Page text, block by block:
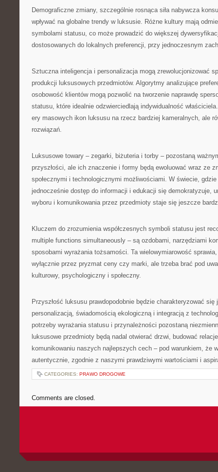
Demograficzne zmiany, szczególnie rosnąca siła nabywcza
wpływać na globalne trendy w luksusie. Różne kultury mają
symbolami statusu, co może prowadzić do większej
dostosowanych do lokalnych preferencji, przy jednoczesnym
Sztuczna inteligencja i personalizacja mogą zrewolucjonizować
produkcji luksusowych przedmiotów. Algorytmy analizujące
osobowość klientów mogą pozwolić na tworzenie naprawdę
statusu, które idealnie odzwierciedlają indywidualność
ery masowych ikon luksusu na rzecz bardziej kameralnych, ale
rozwiązań.
Luksusowe towary – zegarki, biżuteria i torby – pozostaną
przyszłości, ale ich znaczenie i formy będą ewoluować wraz ze
społecznymi i technologicznymi możliwościami. W świecie,
jednocześnie dostęp do informacji i edukacji się demokratyzuje,
wyboru i komunikowania przez przedmioty staje się jeszcze
Kluczem do zrozumienia współczesnych symboli statusu jest
multiple functions simultaneously – są ozdobami, narzędziami
sposobami wyrażania tożsamości. Ta wielowymiarowość
wyłącznie przez pryzmat ceny czy marki, ale trzeba brać pod
kulturowy, psychologiczny i społeczny.
Przyszłość luksusu prawdopodobnie będzie charakteryzować
personalizacją, świadomością ekologiczną i integracją z
potrzeby wyrażania statusu i przynależności pozostaną
luksusowe przedmioty będą nadal otwierać drzwi, budować
komunikowaniu naszych najlepszych cech – pod warunkiem, że
autentycznie, zgodnie z naszymi prawdziwymi wartościami i
CATEGORIES: PRAWO DROGOWE
Comments are closed.